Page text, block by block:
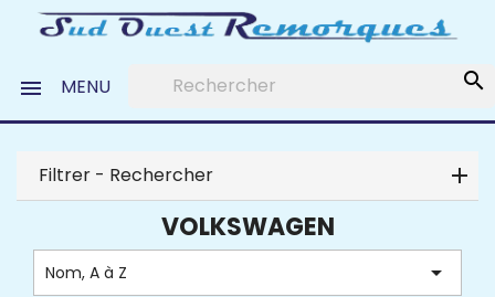
search
 MENU
Filtrer - Rechercher
VOLKSWAGEN
Nom, A à Z 